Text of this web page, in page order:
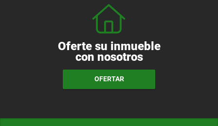
Oferte su inmueble
con nosotros
OFERTAR